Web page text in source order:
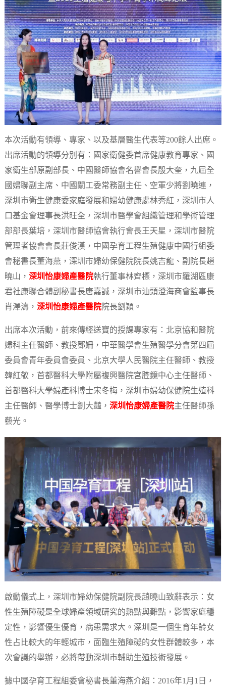
本次活動有領導、專家、以及基層醫生代表等200餘人出席。
出席活動的領導分別有：國家衛健委首席健康教育專家、國
家衛生部原副部長、中國醫師協會名譽會長殷大奎，九屆全
國婦聯副主席、中國關工委常務副主任、空軍少將劉曉連，
深圳市衛生健康委家庭發展和婦幼健康處林秀紅，深圳市人
口基金會理事長洪旺全，深圳市醫學會組織管理和學術管理
部部長葉培，深圳市醫師協會執行會長王天星，深圳市醫院
管理者協會會長莊俊漢，中國孕育工程生殖健康中國行組委
會秘書長董海燕，深圳市婦幼保健院院長姚吉龍、副院長趙
曉山， 深圳怡康婦產醫院執行董事林齊標，深圳市羅湖區康
君社康聯合體副秘書長唐嘉誠，深圳市汕頭澄海商會監事長
肖澤濤， 深圳怡康婦產醫院院長劉穎。
出席本次活動，前來傳經送寶的授課專家有：北京協和醫院
婦科主任醫師、教授鄧姍，中華醫學會生殖醫學分會第四屆
委員會青年委員會委員、北京大學人民醫院主任醫師、教授
韓紅敬，首都醫科大學附屬複興醫院宮腔鏡中心主任醫師、
首都醫科大學婦產科博士宋冬梅，深圳市婦幼保健院生殖科
主任醫師、醫學博士劉大豔， 深圳怡康婦產醫院主任醫師孫
藝光。
啟動儀式上，深圳市婦幼保健院副院長趙曉山致辭表示：女
性生殖障礙是全球婦產領域研究的熱點與難點，影響家庭穩
定性，影響優生優育，病患需求大。深圳是一個生育年齡女
性占比較大的年輕城市，面臨生殖障礙的女性群體較多，本
次會議的舉辦，必將帶動深圳市輔助生殖技術發展。
據中國孕育工程組委會秘書長董海燕介紹：2016年1月1日，